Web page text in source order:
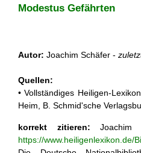
Modestus Gefährten
Autor: Joachim Schäfer -
Quellen:
• Vollständiges Heiligen-
Heim, B. Schmid'sche
korrekt zitieren: Joachim
https://www.heiligenlexikon.de/